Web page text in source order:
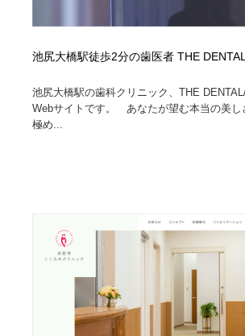
池尻大橋駅徒歩2分の歯医者 THE
池尻大橋駅の歯科クリニック、THE
Webサイトです。 あなたが望む本当の美し
極め...